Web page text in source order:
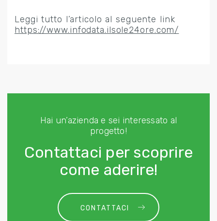
Leggi tutto l’articolo al seguente link
https://www.infodata.ilsole24ore.com/
Hai un’azienda e sei interessato al
progetto!
Contattaci per scoprire
come aderire!
CONTATTACI